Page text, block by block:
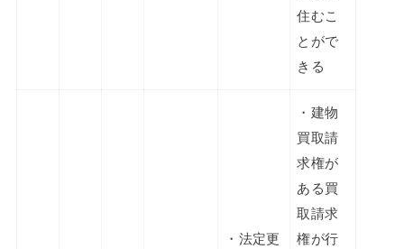
住むこ
とがで
きる
・法定更
・建物
買取請
求権が
ある買
取請求
権が行